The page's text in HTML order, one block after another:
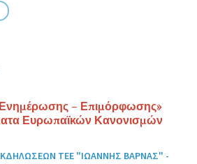
– Επιμόρφωσης»
Ευρωπαϊκών Κανονισμών
ΤΕΕ "ΙΩΑΝΝΗΣ ΒΑΡΝΑΣ" -